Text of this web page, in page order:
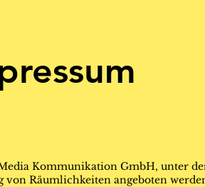
Kommunikation GmbH, unter
Räumlichkeiten angeboten